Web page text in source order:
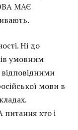
МАЄ
Ні до
умовним
мови в
питання хто і